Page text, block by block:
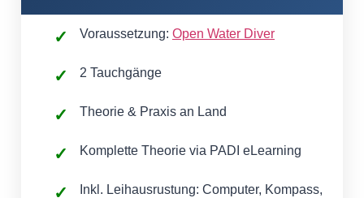
Voraussetzung: Open Water Diver
2 Tauchgänge
Theorie & Praxis an Land
Komplette Theorie via PADI eLearning
Inkl. Leihausrustung: Computer, Kompass,